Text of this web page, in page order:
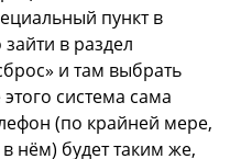
пункт в
в раздел
и там выбрать
система сама
(по крайней мере,
нём) будет таким же,